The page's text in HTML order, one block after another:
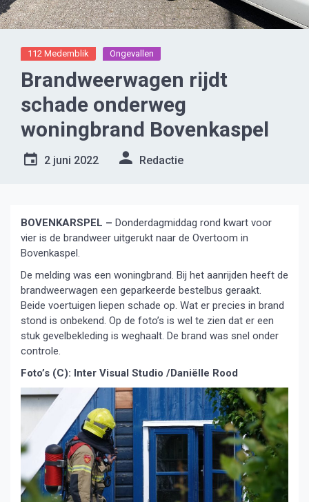
112 Medemblik Ongevallen
Brandweerwagen rijdt
schade onderweg
woningbrand Bovenkaspel
2 juni 2022 Redactie
BOVENKARSPEL – Donderdagmiddag rond kwart voor
vier is de brandweer uitgerukt naar de Overtoom in
Bovenkaspel.
De melding was een woningbrand. Bij het aanrijden heeft de
brandweerwagen een geparkeerde bestelbus geraakt.
Beide voertuigen liepen schade op. Wat er precies in brand
stond is onbekend. Op de foto’s is wel te zien dat er een
stuk gevelbekleding is weghaalt. De brand was snel onder
controle.
Foto’s (C): Inter Visual Studio /Daniëlle Rood